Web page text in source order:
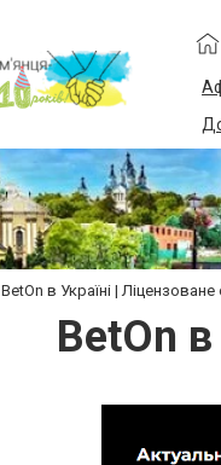
BetOn в Україні |
BetOn